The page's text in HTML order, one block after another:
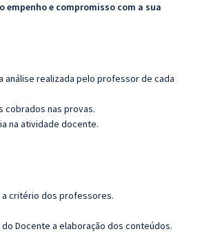
empenho e compromisso com a sua
realizada pelo professor de cada
cobrados nas provas.
na atividade docente.
critério dos professores.
Docente a elaboração dos conteúdos.